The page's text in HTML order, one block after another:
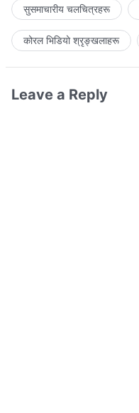
सुसमाचारीय चलचित्रहरू
कोरल भिडियो श्रृङ्खलाहरू
Leave a Reply